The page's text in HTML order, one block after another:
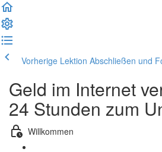
Vorherige Lektion Abschließen und
Geld im Internet
24 Stunden zum
Willkommen